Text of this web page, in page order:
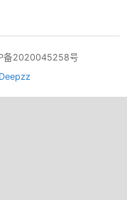
备2020045258号
Deepzz